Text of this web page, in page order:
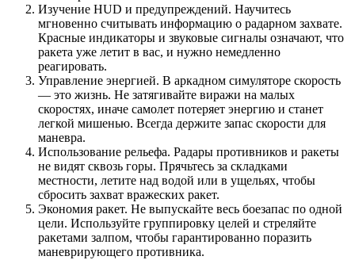
Изучение HUD и предупреждений. Научитесь
мгновенно считывать информацию о радарном захвате.
Красные индикаторы и звуковые сигналы означают, что
ракета уже летит в вас, и нужно немедленно
реагировать.
Управление энергией. В аркадном симуляторе скорость
— это жизнь. Не затягивайте виражи на малых
скоростях, иначе самолет потеряет энергию и станет
легкой мишенью. Всегда держите запас скорости для
маневра.
Использование рельефа. Радары противников и ракеты
не видят сквозь горы. Прячьтесь за складками
местности, летите над водой или в ущельях, чтобы
сбросить захват вражеских ракет.
Экономия ракет. Не выпускайте весь боезапас по одной
цели. Используйте группировку целей и стреляйте
ракетами залпом, чтобы гарантированно поразить
маневрирующего противника.